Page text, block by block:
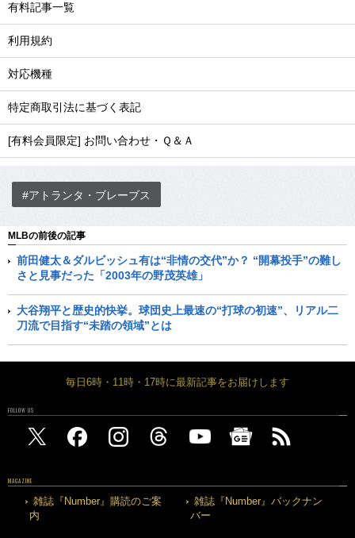
有料記事一覧
利用規約
対応機種
特定商取引法に基づく表記
[有料会員限定] お問い合わせ・Ｑ＆Ａ
#アトランタ・ブレーブス
MLBの前後の記事
前田健太＆ダルビッシュ有は“非情の交代”か？ “開幕投手”の難し
さと見事だった「2003年の野茂英雄」
大谷翔平と歴史的快挙。球団史上最速の“打球の初速”、リアル二
刀流で目指す“未踏の領域”とは
毎日6時・11時・17時に最新記事をお届けします
FOLLOW US
MAGAZINE
雑誌『Number』購読のご案
内
雑誌『Number』バックナン
バー